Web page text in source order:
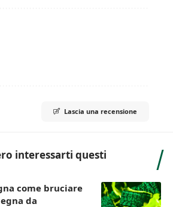
Lascia una recensione
interessarti questi
come bruciare
da